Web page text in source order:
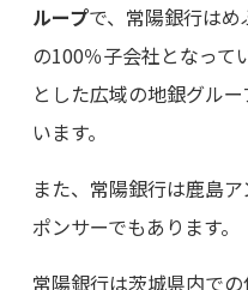
ループで、常陽銀行は
の100％子会社となって
とした広域の地銀グル
います。
また、常陽銀行は鹿島
ポンサーでもあります。
常陽銀行は茨城県内で